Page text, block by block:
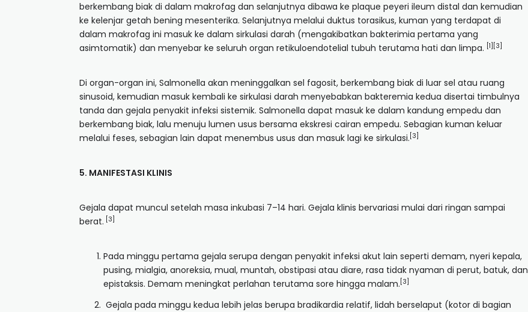
berkembang biak di dalam makrofag dan selanjutnya dibawa ke plaque peyeri ileum distal dan kemudian
ke kelenjar getah bening mesenterika. Selanjutnya melalui duktus torasikus, kuman yang terdapat di
dalam makrofag ini masuk ke dalam sirkulasi darah (mengakibatkan bakterimia pertama yang
asimtomatik) dan menyebar ke seluruh organ retikuloendotelial tubuh terutama hati dan limpa. [1][3]
Di organ-organ ini, Salmonella akan meninggalkan sel fagosit, berkembang biak di luar sel atau ruang
sinusoid, kemudian masuk kembali ke sirkulasi darah menyebabkan bakteremia kedua disertai timbulnya
tanda dan gejala penyakit infeksi sistemik. Salmonella dapat masuk ke dalam kandung empedu dan
berkembang biak, lalu menuju lumen usus bersama ekskresi cairan empedu. Sebagian kuman keluar
melalui feses, sebagian lain dapat menembus usus dan masuk lagi ke sirkulasi. [3]
5. MANIFESTASI KLINIS
Gejala dapat muncul setelah masa inkubasi 7–14 hari. Gejala klinis bervariasi mulai dari ringan sampai
berat. [3]
Pada minggu pertama gejala serupa dengan penyakit infeksi akut lain seperti demam, nyeri kepala,
pusing, mialgia, anoreksia, mual, muntah, obstipasi atau diare, rasa tidak nyaman di perut, batuk, dan
epistaksis. Demam meningkat perlahan terutama sore hingga malam. [3]
Gejala pada minggu kedua lebih jelas berupa bradikardia relatif, lidah berselaput (kotor di bagian